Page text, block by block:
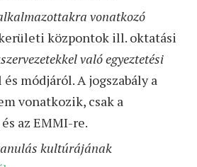
vonatkozó
központok ill. oktatási
való egyeztetési
és módjáról. A jogszabály a
vonatkozik, csak a
az EMMI-re.
kultúrájának